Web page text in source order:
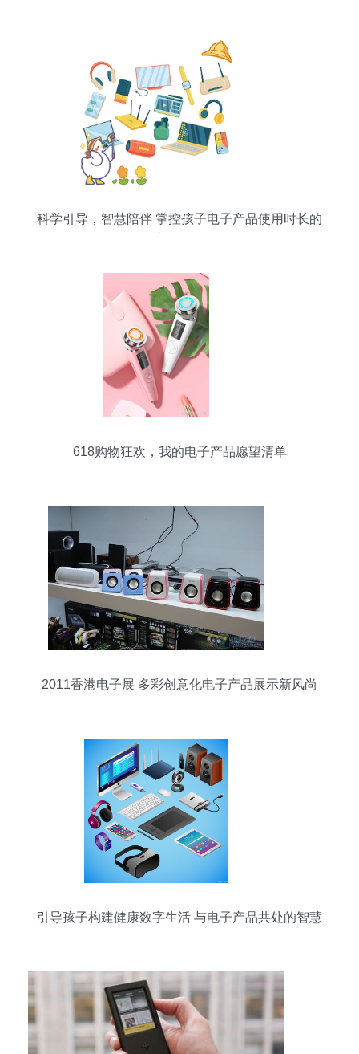
科学引导，智慧陪伴 掌控孩子电子产品使用时长的
618购物狂欢，我的电子产品愿望清单
2011香港电子展 多彩创意化电子产品展示新风尚
引导孩子构建健康数字生活 与电子产品共处的智慧